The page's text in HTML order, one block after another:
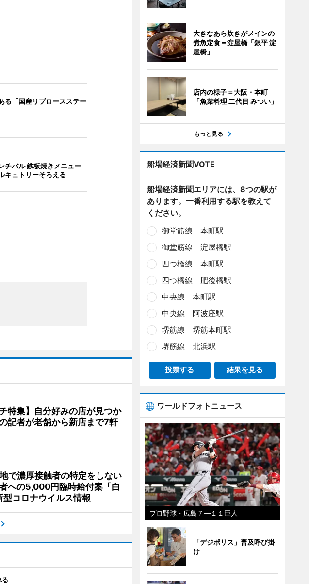
る「国産リブロースステー
チバル 鉄板焼きメニュー
キュトリーそろえる
特集】自分好みの店が見つか
記者が老舗から新店まで7軒
濃厚接触者の特定をしない
への5,000円臨時給付案「白
コロナウイルス情報
る
大きなあら炊きがメインの
煮魚定食＝淀屋橋「銀平 淀
屋橋」
店内の様子＝大阪・本町
「魚菜料理 二代目 みつい」
もっと見る
船場経済新聞VOTE
船場経済新聞エリアには、8つの駅が
あります。一番利用する駅を教えて
ください。
御堂筋線 本町駅
御堂筋線 淀屋橋駅
四つ橋線 本町駅
四つ橋線 肥後橋駅
中央線 本町駅
中央線 阿波座駅
堺筋線 堺筋本町駅
堺筋線 北浜駅
投票する 結果を見る
ワールドフォトニュース
プロ野球・広島７―１１巨人
「デジポリス」普及呼び掛
け